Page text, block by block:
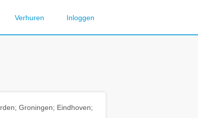
Verhuren Inloggen
Groningen; Eindhoven;